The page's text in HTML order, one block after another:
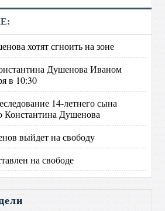
хотят сгноить на зоне
Душенова Иваном
в 10:30
14-летнего сына
Константина Душенова
выйдет на свободу
на свободе